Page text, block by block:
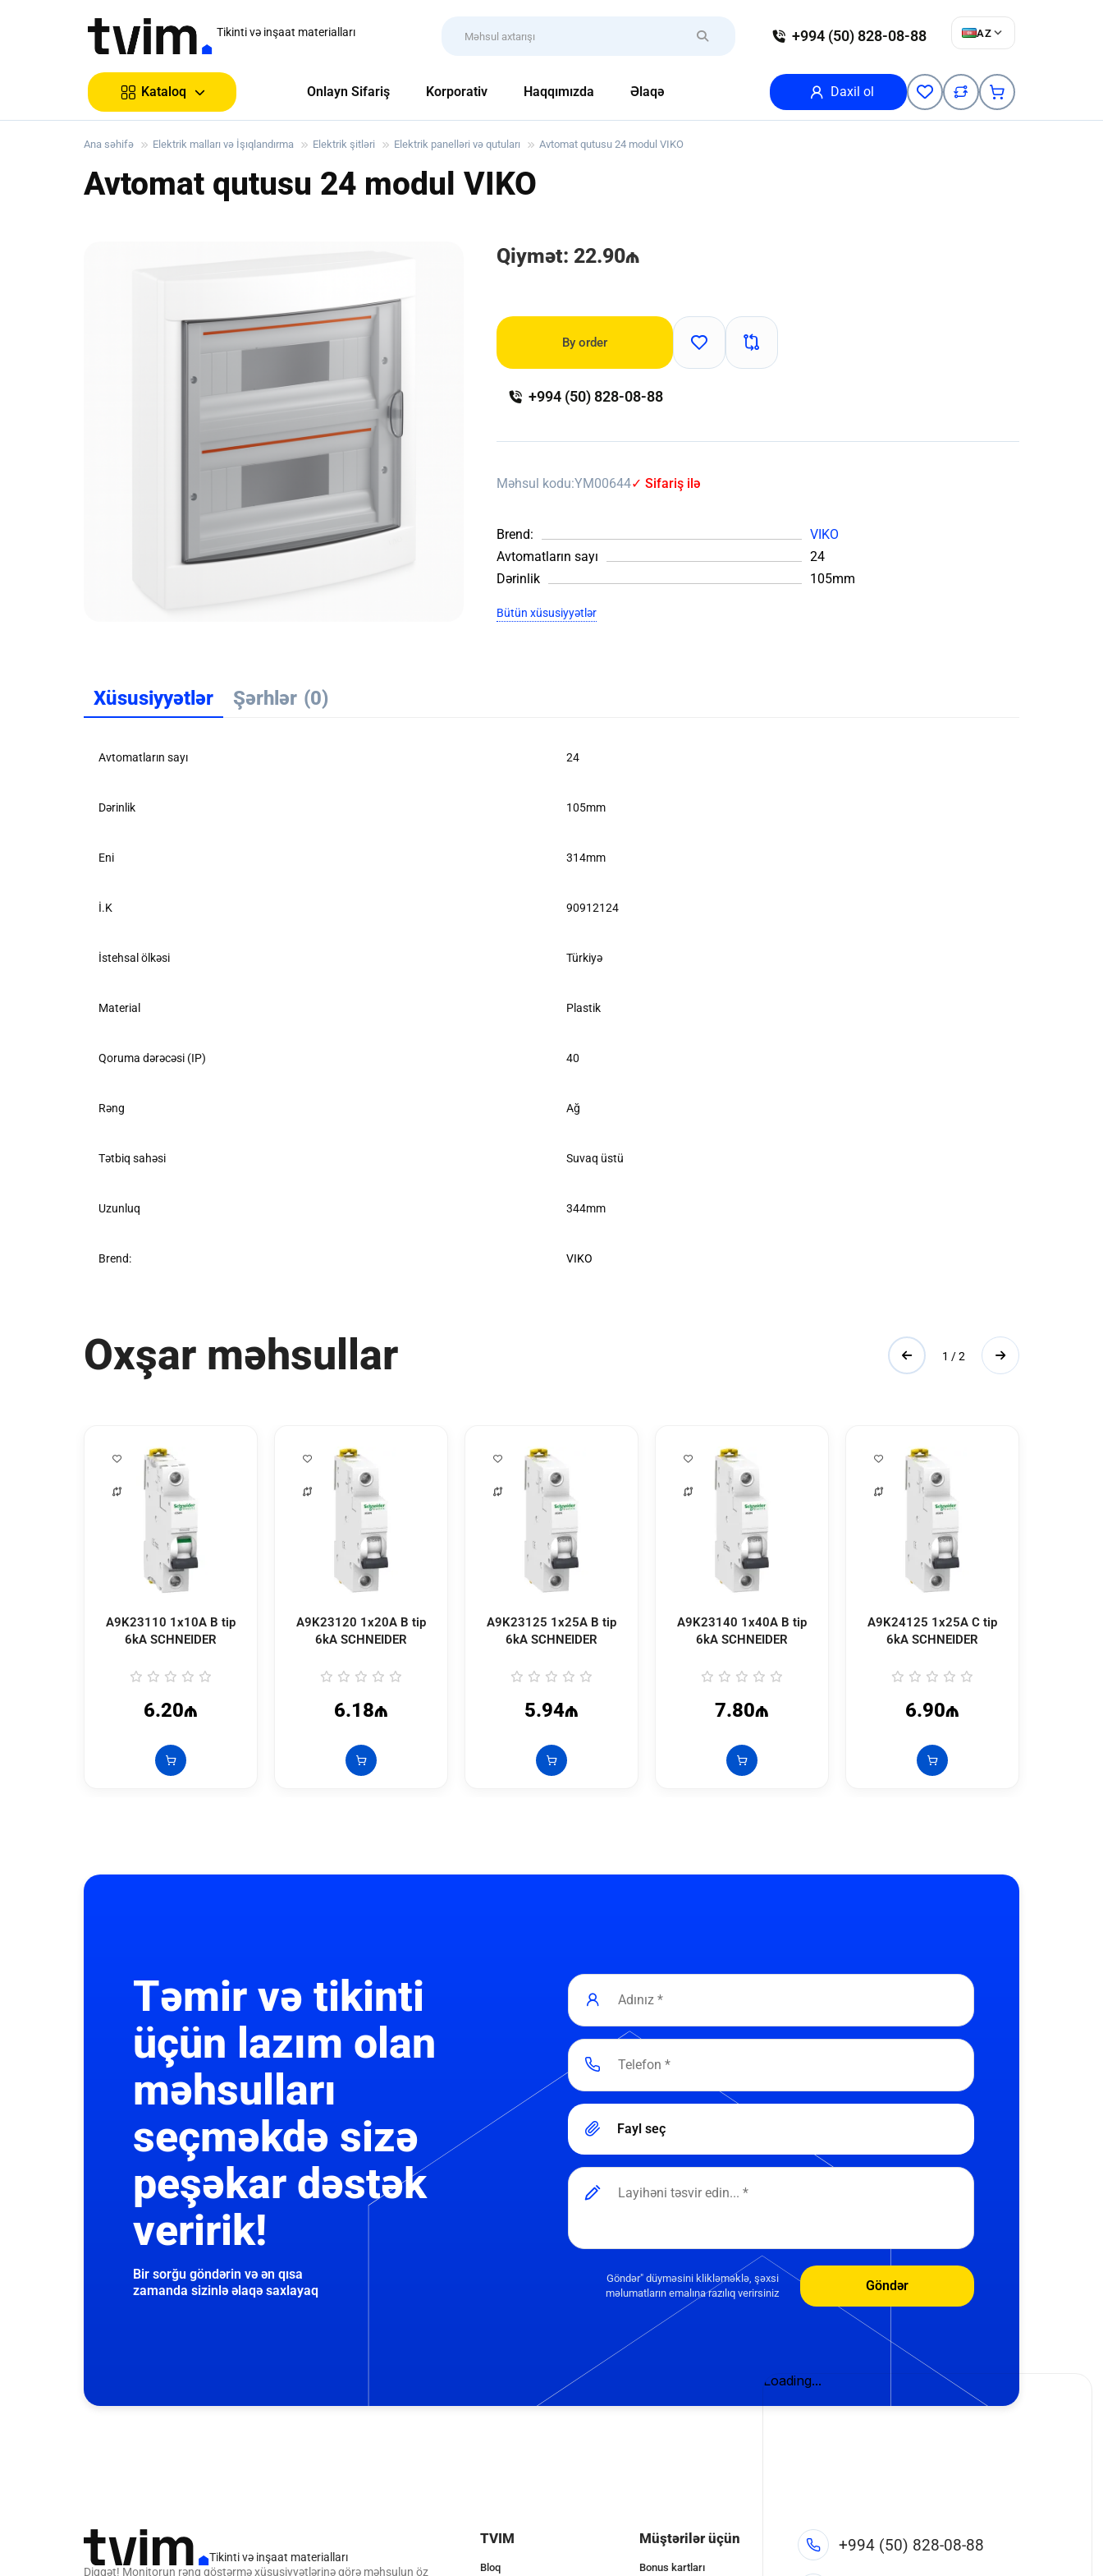
Tikinti və inşaat materialları +994 (50) 828-08-88 AZ
Kataloq Onlayn Sifariş Korporativ Haqqımızda Əlaqə Daxil ol
Ana səhifə Elektrik malları və İşıqlandırma Elektrik şitləri Elektrik panelləri və qutuları Avtomat qutusu 24 modul VIKO
Avtomat qutusu 24 modul VIKO
Qiymət: 22.90₼
By order
+994 (50) 828-08-88
Məhsul kodu:YM00644✓ Sifariş ilə
Brend:
VIKO
Avtomatların sayı
24
Dərinlik
105mm
Bütün xüsusiyyətlər
Xüsusiyyətlər Şərhlər (0)
Avtomatların sayı 24
Dərinlik 105mm
Eni 314mm
İ.K 90912124
İstehsal ölkəsi Türkiyə
Material Plastik
Qoruma dərəcəsi (IP) 40
Rəng Ağ
Tətbiq sahəsi Suvaq üstü
Uzunluq 344mm
Brend: VIKO
Oxşar məhsullar
A9K23110 1x10A B tip
6kA SCHNEIDER
6.20₼
A9K23120 1x20A B tip
6kA SCHNEIDER
6.18₼
A9K23125 1x25A B tip
6kA SCHNEIDER
5.94₼
A9K23140 1x40A B tip
6kA SCHNEIDER
7.80₼
A9K24125 1x25A C tip
6kA SCHNEIDER
6.90₼
1 / 2
Təmir və tikinti
üçün lazım olan
məhsulları
seçməkdə sizə
peşəkar dəstək
veririk!
Bir sorğu göndərin və ən qısa
zamanda sizinlə əlaqə saxlayaq
Fayl seç
Göndər" düyməsini klikləməklə, şəxsi
məlumatların emalına razılıq verirsiniz
Göndər
Tikinti və inşaat materialları
Diqqət! Monitorun rəng göstərmə xüsusiyyətlərinə görə məhsulun öz
TVIM
Bloq
Müştərilər üçün
Bonus kartları
+994 (50) 828-08-88